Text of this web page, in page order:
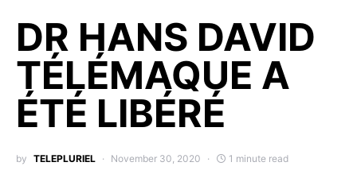
DR HANS DAVID
TÉLÉMAQUE A
ÉTÉ LIBÉRÉ
by TELEPLURIEL November 30, 2020 1 minute read